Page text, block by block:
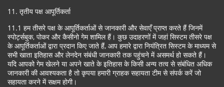
11. तृतीय पक्ष आपूर्तिकर्ता
11.1 हम तीसरे पक्ष के आपूर्तिकर्ताओं से जानकारी और सेवाएँ प्राप्त करते हैं जिनमें
स्पोर्ट्सबुक, पोकर और कैसीनो गेम शामिल हैं। कुछ उदाहरणों में जहां सिस्टम तीसरे पक्ष
के आपूर्तिकर्ताओं द्वारा प्रदान किए जाते हैं, आप हमारे द्वारा नियंत्रित सिस्टम के माध्यम से
सभी खाता इतिहास और लेनदेन संबंधी जानकारी तक पहुंचने में असमर्थ हो सकते हैं।
यदि आपको गेम खेलने या अपने खाते के इतिहास के किसी अन्य तत्व से संबंधित अधिक
जानकारी की आवश्यकता है तो कृपया हमारी ग्राहक सहायता टीम से संपर्क करें जो
सहायता करने में सक्षम होगी।